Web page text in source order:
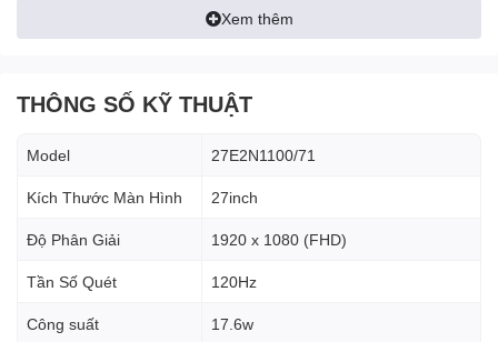
Màn hình Full HD 16:9 cho hình
ảnh chi tiết sinh động
Chất lượng hình ảnh là vấn đề khiến bạn quan tâm. Tuy các màn
Xem thêm
THÔNG SỐ KỸ THUẬT
Model 27E2N1100/71
Kích Thước Màn Hình 27inch
Độ Phân Giải 1920 x 1080 (FHD)
Tần Số Quét 120Hz
Công suất 17.6w